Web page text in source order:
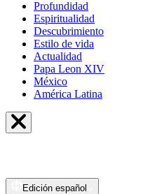
Profundidad
Espiritualidad
Descubrimiento
Estilo de vida
Actualidad
Papa Leon XIV
México
América Latina
Edición español